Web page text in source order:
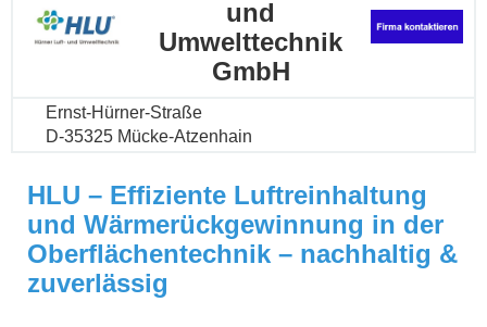
und
Umwelttechnik
GmbH
Ernst-Hürner-Straße
D-35325 Mücke-Atzenhain
HLU – Effiziente Luftreinhaltung
und Wärmerückgewinnung in der
Oberflächentechnik – nachhaltig &
zuverlässig